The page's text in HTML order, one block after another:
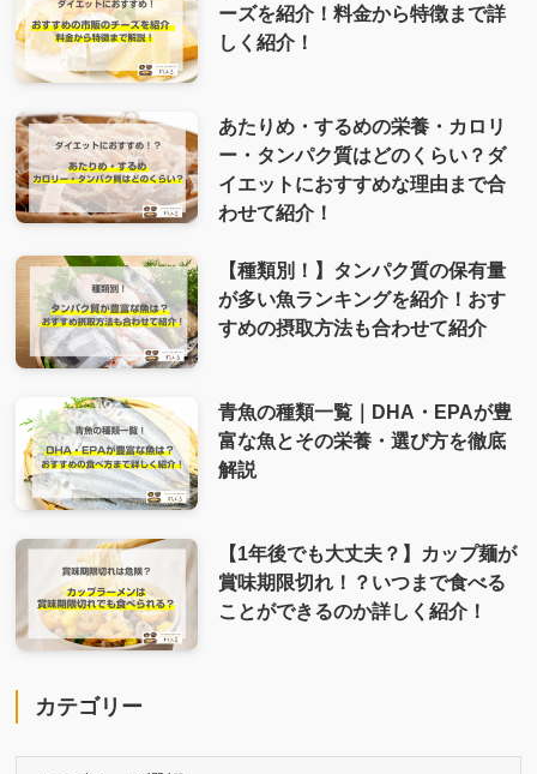
ーズを紹介！料金から特徴まで詳
しく紹介！
あたりめ・するめの栄養・カロリ
ー・タンパク質はどのくらい？ダ
イエットにおすすめな理由まで合
わせて紹介！
【種類別！】タンパク質の保有量
が多い魚ランキングを紹介！おす
すめの摂取方法も合わせて紹介
青魚の種類一覧｜DHA・EPAが豊
富な魚とその栄養・選び方を徹底
解説
【1年後でも大丈夫？】カップ麺が
賞味期限切れ！？いつまで食べる
ことができるのか詳しく紹介！
カテゴリー